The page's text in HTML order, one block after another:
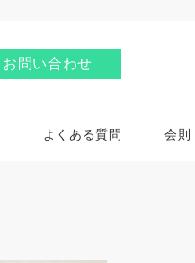
お問い合わせ
よくある質問 会則